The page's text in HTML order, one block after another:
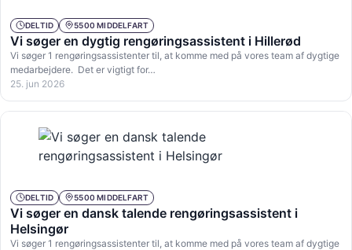
DELTID 5500 MIDDELFART
Vi søger en dygtig rengøringsassistent i Hillerød
Vi søger 1 rengøringsassistenter til, at komme med på vores team af dygtige
medarbejdere. Det er vigtigt for…
25. jun 2026
DELTID 5500 MIDDELFART
Vi søger en dansk talende rengøringsassistent i
Helsingør
Vi søger 1 rengøringsassistenter til, at komme med på vores team af dygtige